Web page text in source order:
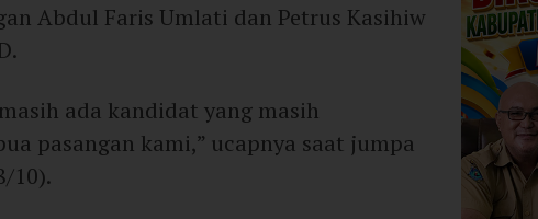
Abdul Faris Umlati dan Petrus Kasihiw
ada kandidat yang masih
pasangan kami,” ucapnya saat jumpa
10).